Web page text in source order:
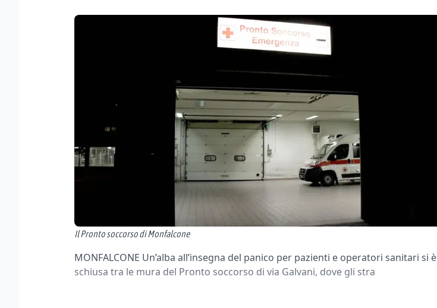
Il Pronto soccorso di Monfalcone
MONFALCONE Un’alba all’insegna del panico per pazienti e operatori sanitari si è
schiusa tra le mura del Pronto soccorso di via Galvani, dove gli stra